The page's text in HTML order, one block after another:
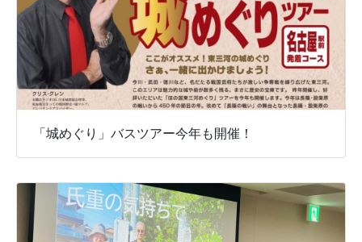
「城めぐり」バスツアー今年も開催！